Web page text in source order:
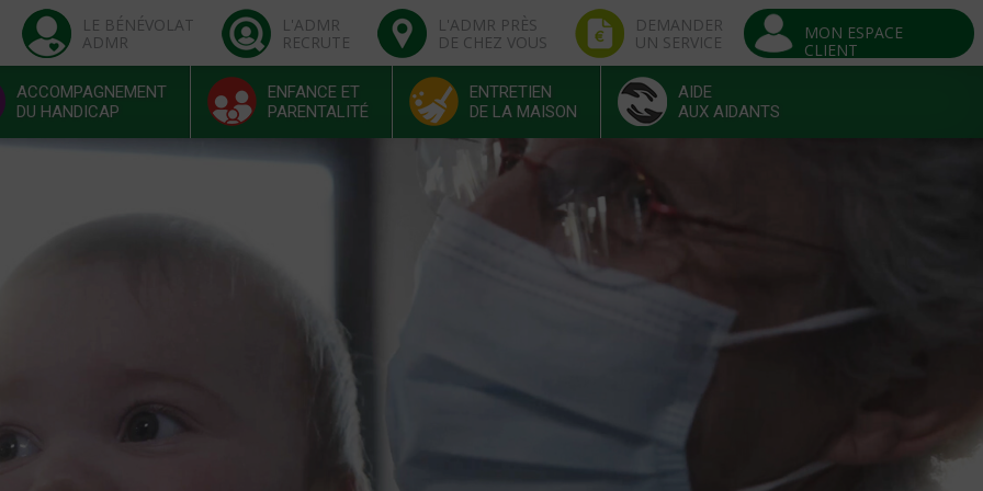
LE BÉNÉVOLAT
ADMR
L'ADMR
RECRUTE
L'ADMR PRÈS
DE CHEZ VOUS
DEMANDER
UN SERVICE
MON ESPACE
CLIENT
ACCOMPAGNEMENT
DU HANDICAP
ENFANCE ET
PARENTALITÉ
ENTRETIEN
DE LA MAISON
AIDE
AUX AIDANTS